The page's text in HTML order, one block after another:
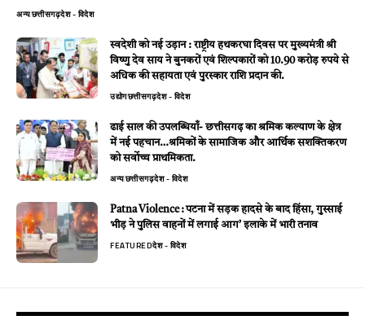
अन्यछत्तीसगढ़देश - विदेश
स्वदेशी को नई उड़ान : राष्ट्रीय हथकरघा दिवस पर मुख्यमंत्री श्री
विष्णु देव साय ने बुनकरों एवं शिल्पकारों को 10.90 करोड़ रुपये से
अधिक की सहायता एवं पुरस्कार राशि प्रदान की.
उद्योगछत्तीसगढ़देश - विदेश
ढाई साल की उपलब्धियाँ- छत्तीसगढ़ का श्रमिक कल्याण के क्षेत्र
में नई पहचान…श्रमिकों के सामाजिक और आर्थिक सशक्तिकरण
को सर्वाेच्च प्राथमिकता.
अन्यछत्तीसगढ़देश - विदेश
Patna Violence : पटना में सड़क हादसे के बाद हिंसा, गुस्साई
भीड़ ने पुलिस वाहनों में लगाई आग’ इलाके में भारी तनाव
FEATUREDदेश - विदेश